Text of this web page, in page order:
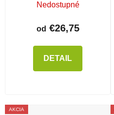
Nedostupné
od €26,75
DETAIL
AKCIA